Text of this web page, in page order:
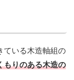
ている木造軸組の
もりのある木造の